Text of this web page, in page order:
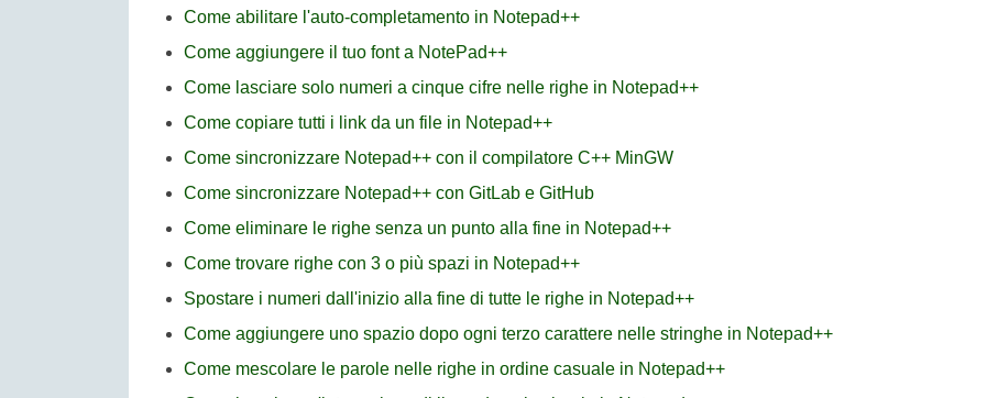
Come abilitare l'auto-completamento in Notepad++
Come aggiungere il tuo font a NotePad++
Come lasciare solo numeri a cinque cifre nelle righe in Notepad++
Come copiare tutti i link da un file in Notepad++
Come sincronizzare Notepad++ con il compilatore C++ MinGW
Come sincronizzare Notepad++ con GitLab e GitHub
Come eliminare le righe senza un punto alla fine in Notepad++
Come trovare righe con 3 o più spazi in Notepad++
Spostare i numeri dall'inizio alla fine di tutte le righe in Notepad++
Come aggiungere uno spazio dopo ogni terzo carattere nelle stringhe in Notepad++
Come mescolare le parole nelle righe in ordine casuale in Notepad++